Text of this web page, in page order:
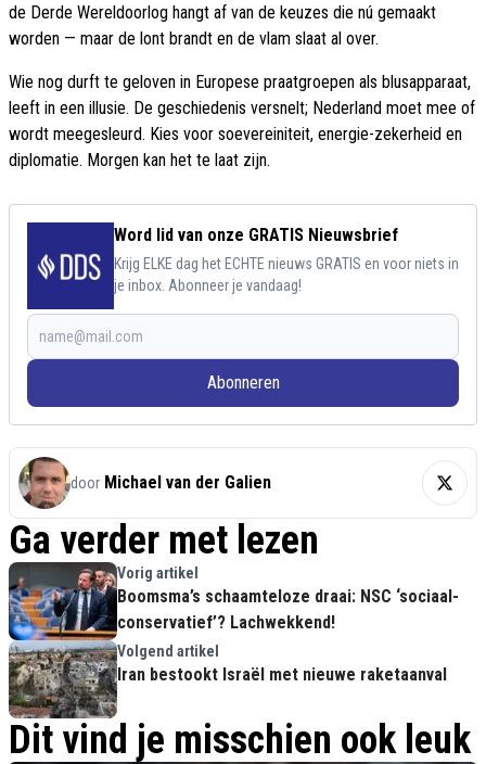
de Derde Wereldoorlog hangt af van de keuzes die nú gemaakt
worden — maar de lont brandt en de vlam slaat al over.
Wie nog durft te geloven in Europese praatgroepen als blusapparaat,
leeft in een illusie. De geschiedenis versnelt; Nederland moet mee of
wordt meegesleurd. Kies voor soevereiniteit, energie-zekerheid en
diplomatie. Morgen kan het te laat zijn.
Word lid van onze GRATIS Nieuwsbrief
Krijg ELKE dag het ECHTE nieuws GRATIS en voor niets in
je inbox. Abonneer je vandaag!
Abonneren
door Michael van der Galien
Ga verder met lezen
Vorig artikel
Boomsma’s schaamteloze draai: NSC ‘sociaal-
conservatief’? Lachwekkend!
Volgend artikel
Iran bestookt Israël met nieuwe raketaanval
Dit vind je misschien ook leuk